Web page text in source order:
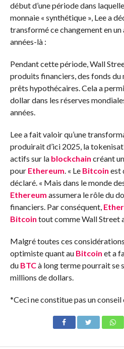
début d’une période dans
monnaie « synthétique », Lee a
transformé ce changement en un
années-là :
Pendant cette période, Wall
produits financiers, des fonds du
prêts hypothécaires. Cela a
dollar dans les réserves
années.
Lee a fait valoir qu’une
produirait d’ici 2025, la
actifs sur la blockchain créant
pour Ethereum. « Le Bitcoin est
déclaré. « Mais dans le monde
Ethereum assumera le rôle du
financiers. Par conséquent,
Bitcoin tout comme Wall Street a
Malgré toutes ces
optimiste quant au Bitcoin et a
du BTCà long terme pourrait se
millions de dollars.
*Ceci ne constitue pas un conseil